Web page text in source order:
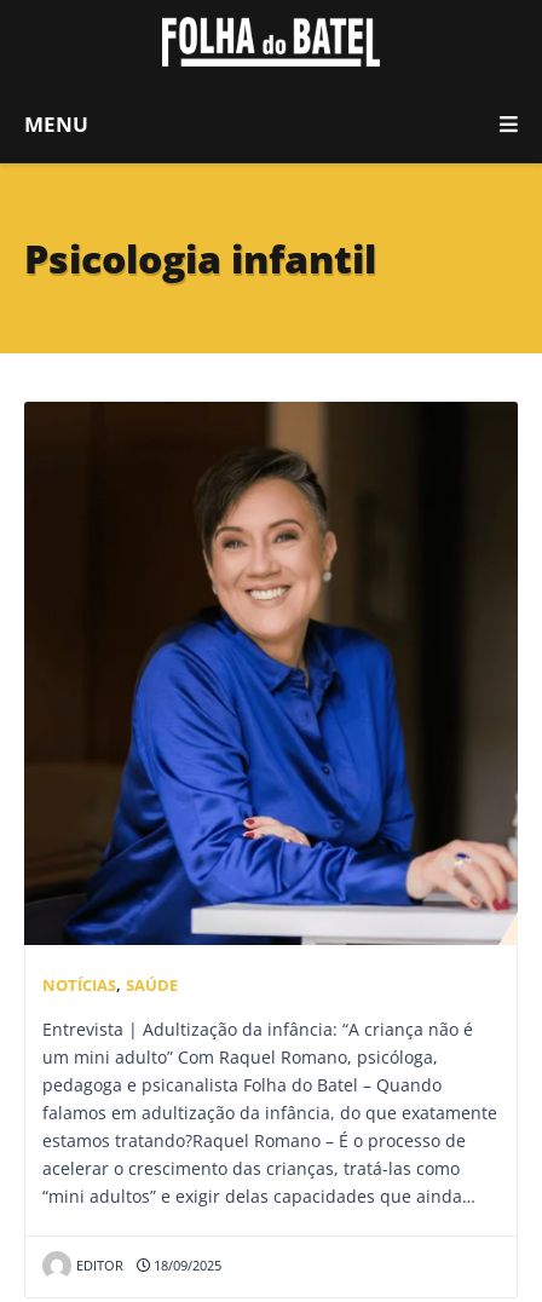
MENU
Psicologia infantil
NOTÍCIAS, SAÚDE
Entrevista | Adultização da infância: “A criança não é
um mini adulto” Com Raquel Romano, psicóloga,
pedagoga e psicanalista Folha do Batel – Quando
falamos em adultização da infância, do que exatamente
estamos tratando?Raquel Romano – É o processo de
acelerar o crescimento das crianças, tratá-las como
“mini adultos” e exigir delas capacidades que ainda…
EDITOR 18/09/2025